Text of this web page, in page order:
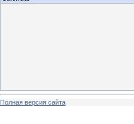
Полная версия сайта